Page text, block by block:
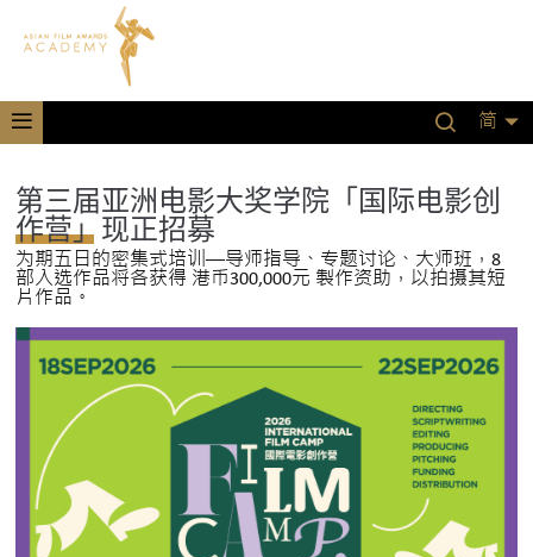
简
第三届亚洲电影大奖学院「国际电影创
作营」现正招募
为期五日的密集式培训──导师指导、专题讨论、大师班，8
部入选作品将各获得 港币300,000元 製作资助，以拍摄其短
片作品。